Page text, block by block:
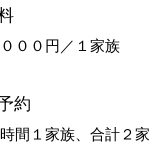
００円／１家族
約
間１家族、合計２